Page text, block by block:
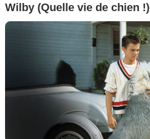
Wilby (Quelle vie de chien !)